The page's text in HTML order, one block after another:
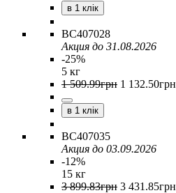
в 1 клік
BC407028
Акция до 31.08.2026
-25%
5 кг
1 509.99грн 1 132.50грн
в 1 клік
BC407035
Акция до 03.09.2026
-12%
15 кг
3 899.83грн 3 431 .85грн